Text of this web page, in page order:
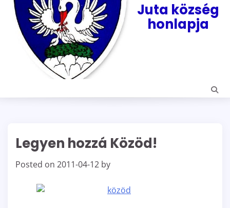
Juta község
honlapja
Legyen hozzá Közöd!
Posted on 2011-04-12 by